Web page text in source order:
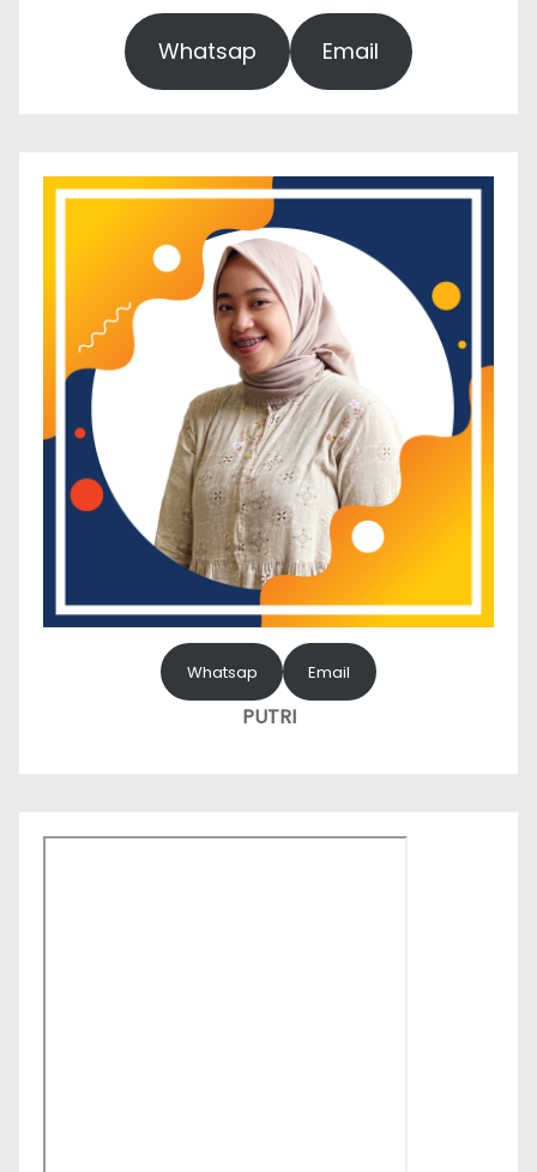
Whatsap Email
Whatsap Email
PUTRI